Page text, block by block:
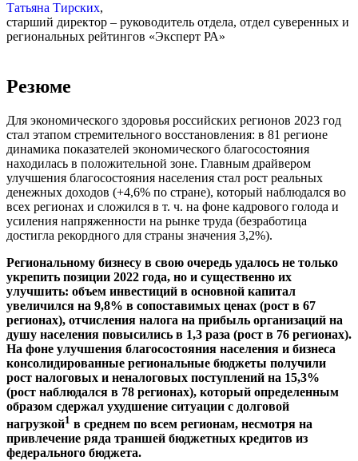
Татьяна Тирских,
старший директор – руководитель отдела, отдел суверенных и
региональных рейтингов «Эксперт РА»
Резюме
Для экономического здоровья российских регионов 2023 год
стал этапом стремительного восстановления: в 81 регионе
динамика показателей экономического благосостояния
находилась в положительной зоне. Главным драйвером
улучшения благосостояния населения стал рост реальных
денежных доходов (+4,6% по стране), который наблюдался во
всех регионах и сложился в т. ч. на фоне кадрового голода и
усиления напряженности на рынке труда (безработица
достигла рекордного для страны значения 3,2%).
Региональному бизнесу в свою очередь удалось не только
укрепить позиции 2022 года, но и существенно их
улучшить: объем инвестиций в основной капитал
увеличился на 9,8% в сопоставимых ценах (рост в 67
регионах), отчисления налога на прибыль организаций на
душу населения повысились в 1,3 раза (рост в 76 регионах).
На фоне улучшения благосостояния населения и бизнеса
консолидированные региональные бюджеты получили
рост налоговых и неналоговых поступлений на 15,3%
(рост наблюдался в 78 регионах), который определенным
образом сдержал ухудшение ситуации с долговой
нагрузкой1 в среднем по всем регионам, несмотря на
привлечение ряда траншей бюджетных кредитов из
федерального бюджета.